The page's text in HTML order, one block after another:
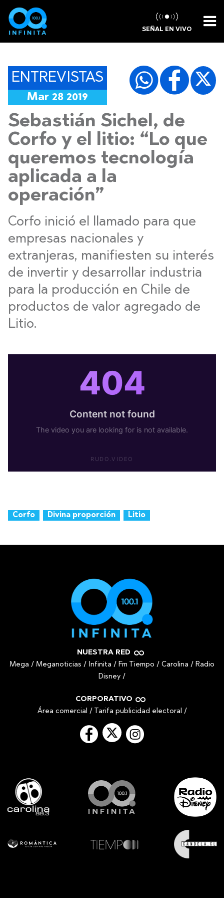
SEÑAL EN VIVO
ENTREVISTAS
Mar 28 2019
Sebastián Sichel, de
Corfo y el litio: “Lo que
queremos tecnología
aplicada a la
operación”
Corfo inició el llamado para que
empresas nacionales y
extranjeras, manifiesten su interés
de invertir y desarrollar industria
para la producción en Chile de
productos de valor agregado de
Litio.
Corfo Divina proporción Litio
NUESTRA RED
Mega / Meganoticias / Infinita / Fm Tiempo / Carolina / Radio
Disney /
CORPORATIVO
Área comercial / Tarifa publicidad electoral /